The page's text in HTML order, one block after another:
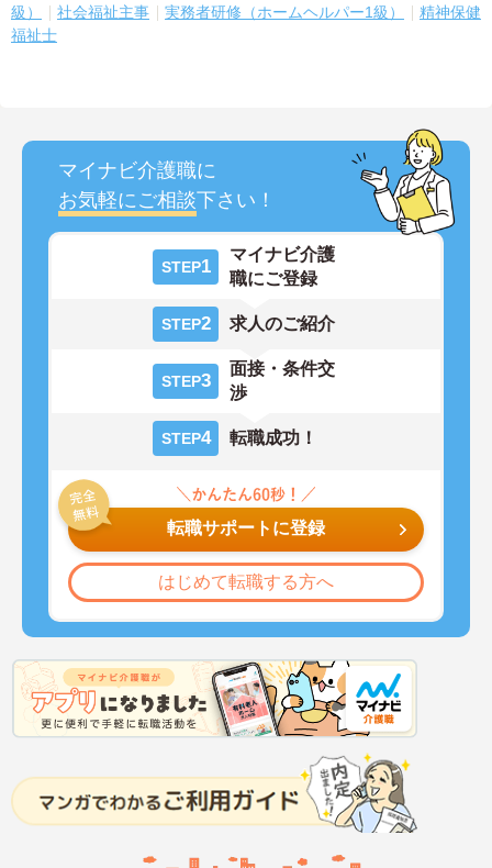
級）
社会福祉主事 実務者研修（ホームヘルパー1級）
精神保健
福祉士
マイナビ介護職に
お気軽にご相談下さい！
STEP1
マイナビ介護
職にご登録
STEP2 求人のご紹介
STEP3
面接・条件交
渉
STEP4 転職成功！
転職サポートに登録
はじめて転職する方へ